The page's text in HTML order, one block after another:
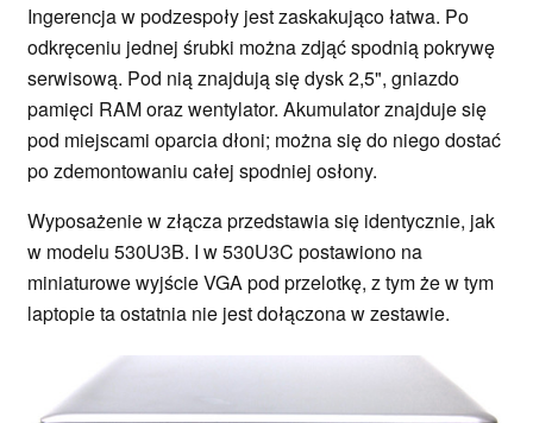
Ingerencja w podzespoły jest zaskakująco łatwa. Po
odkręceniu jednej śrubki można zdjąć spodnią pokrywę
serwisową. Pod nią znajdują się dysk 2,5", gniazdo
pamięci RAM oraz wentylator. Akumulator znajduje się
pod miejscami oparcia dłoni; można się do niego dostać
po zdemontowaniu całej spodniej osłony.
Wyposażenie w złącza przedstawia się identycznie, jak
w modelu 530U3B. I w 530U3C postawiono na
miniaturowe wyjście VGA pod przelotkę, z tym że w tym
laptopie ta ostatnia nie jest dołączona w zestawie.